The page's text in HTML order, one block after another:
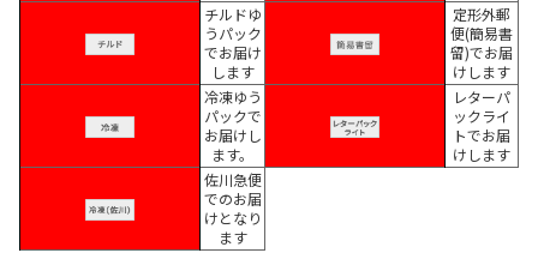
チルドゆ
うパック
でお届け
します
定形外郵
便(簡易書
留)でお届
けします
冷凍ゆう
パックで
お届けし
ます。
レターパ
ックライ
トでお届
けします
佐川急便
でのお届
けとなり
ます